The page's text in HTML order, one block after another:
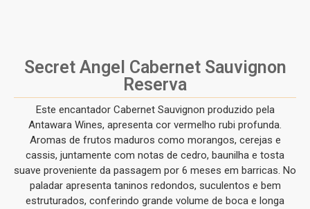
Secret Angel Cabernet Sauvignon
Reserva
Este encantador Cabernet Sauvignon produzido pela
Antawara Wines, apresenta cor vermelho rubi profunda.
Aromas de frutos maduros como morangos, cerejas e
cassis, juntamente com notas de cedro, baunilha e tosta
suave proveniente da passagem por 6 meses em barricas. No
paladar apresenta taninos redondos, suculentos e bem
estruturados, conferindo grande volume de boca e longa